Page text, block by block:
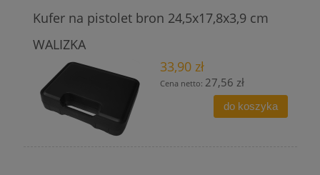
Kufer na pistolet bron 24,5x17,8x3,9 cm
WALIZKA
33,90 zł
Cena netto: 27,56 zł
do koszyka